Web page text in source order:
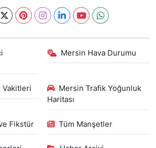
Mersin Hava Durumu
Vakitleri
Mersin Trafik Yoğunluk
Haritası
Fikstür Tüm Manşetler